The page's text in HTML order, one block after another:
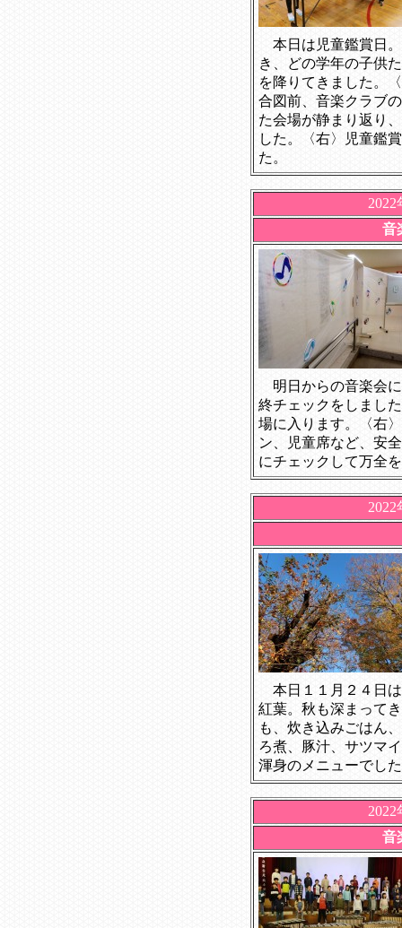
本日は児童鑑賞日
き、どの学年の子供
を降りてきました。
合図前、音楽クラブ
た会場が静まり返り
した。〈右〉児童鑑
た。
音
明日からの音楽会
終チェックをしまし
場に入ります。〈右
ン、児童席など、安
にチェックして万全
本日１１月２４日
紅葉。秋も深まって
も、炊き込みごはん
ろ煮、豚汁、サツマ
渾身のメニューでし
音